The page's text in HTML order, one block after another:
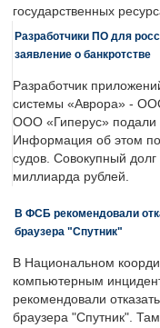
государственных
Разработчики ПО для
заявление о банкротстве
Разработчик
системы «Аврора» -
ООО «Гиперус» подали
Информация об этом
судов. Совокупный
миллиарда рублей.
В ФСБ рекомендовали
браузера "Спутник"
В Национальном
компьютерным
рекомендовали
браузера "Спутник".